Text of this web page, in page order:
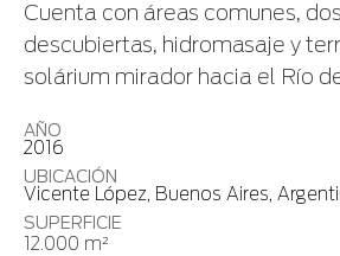
Cuenta con áreas comunes,
descubiertas, hidromasaje y
solárium mirador hacia el Río
AÑO
2016
UBICACIÓN
Vicente López, Buenos Aires,
SUPERFICIE
12.000 m²